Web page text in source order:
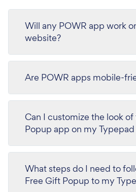
Will any POWR app work
website?
Are POWR apps mobile-
Can I customize the look
Popup app on my Typepad
What steps do I need to
Free Gift Popup to my